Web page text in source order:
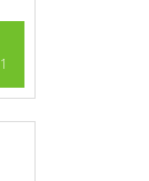
1